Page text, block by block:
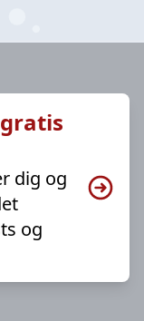
dig og
og